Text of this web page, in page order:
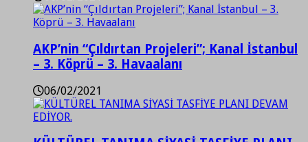
AKP’nin “Çıldırtan Projeleri”; Kanal İstanbul
– 3. Köprü – 3. Havaalanı
06/02/2021